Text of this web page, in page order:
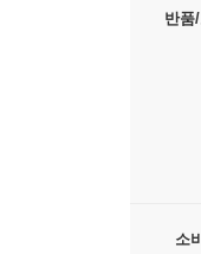
반품
소